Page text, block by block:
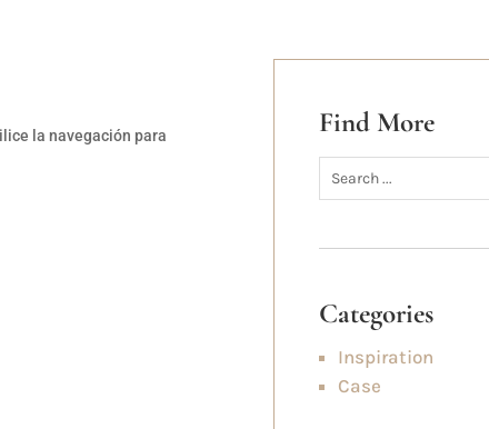
la navegación para
Find More
Categories
Inspiration
Case